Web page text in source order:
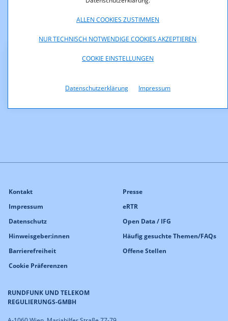
ALLEN COOKIES ZUSTIMMEN
NUR TECHNISCH NOTWENDIGE COOKIES AKZEPTIEREN
COOKIE EINSTELLUNGEN
Datenschutzerklärung Impressum
2021, BGBl I 190/2021 eine Anordnung betreffend ein
RDVF_10_22_Bescheid.pdf (pdf, 234,7 KB)
RUNDFUNK UND TELEKOM
REGULIERUNGS-GMBH
Kontakt
Impressum
Datenschutz
Hinweisgeber:innen
Barrierefreiheit
Cookie Präferenzen
Presse
eRTR
Open Data / IFG
Häufig gesuchte Themen/FAQs
Offene Stellen